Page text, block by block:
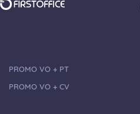
PROMO VO + PT
PROMO VO + CV